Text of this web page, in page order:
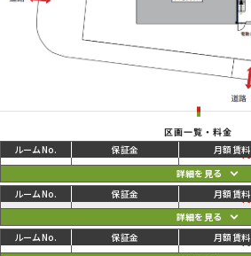
区画一覧・料金
01 76,450円 81,950円
02 76,450円 81,950円
03 76,450円 81,950円